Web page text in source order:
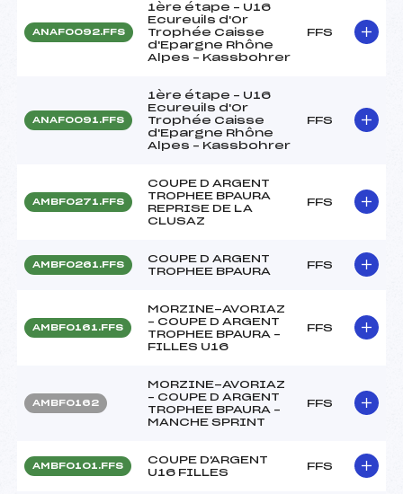
ANAF0092.FFS
1ère étape – U16
Ecureuils d'Or
Trophée Caisse
d'Epargne Rhône
Alpes – Kassbohrer
FFS
ANAF0091.FFS
1ère étape – U16
Ecureuils d'Or
Trophée Caisse
d'Epargne Rhône
Alpes – Kassbohrer
FFS
AMBF0271.FFS
COUPE D ARGENT
TROPHEE BPAURA
REPRISE DE LA
CLUSAZ
FFS
AMBF0261.FFS
COUPE D ARGENT
TROPHEE BPAURA
FFS
AMBF0161.FFS
MORZINE-AVORIAZ
– COUPE D ARGENT
TROPHEE BPAURA –
FILLES U16
FFS
AMBF0162
MORZINE-AVORIAZ
– COUPE D ARGENT
TROPHEE BPAURA –
MANCHE SPRINT
FFS
AMBF0101.FFS
COUPE D'ARGENT
U16 FILLES
FFS